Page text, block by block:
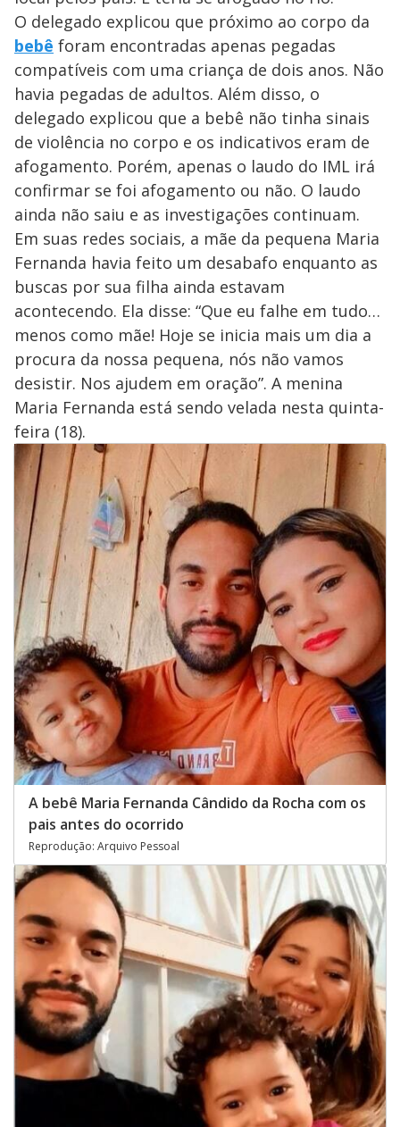
O delegado explicou que próximo ao corpo da
bebê foram encontradas apenas pegadas
compatíveis com uma criança de dois anos. Não
havia pegadas de adultos. Além disso, o
delegado explicou que a bebê não tinha sinais
de violência no corpo e os indicativos eram de
afogamento. Porém, apenas o laudo do IML irá
confirmar se foi afogamento ou não. O laudo
ainda não saiu e as investigações continuam.
Em suas redes sociais, a mãe da pequena Maria
Fernanda havia feito um desabafo enquanto as
buscas por sua filha ainda estavam
acontecendo. Ela disse: “Que eu falhe em tudo…
menos como mãe! Hoje se inicia mais um dia a
procura da nossa pequena, nós não vamos
desistir. Nos ajudem em oração”. A menina
Maria Fernanda está sendo velada nesta quinta-
feira (18).
A bebê Maria Fernanda Cândido da Rocha com os
pais antes do ocorrido
Reprodução: Arquivo Pessoal